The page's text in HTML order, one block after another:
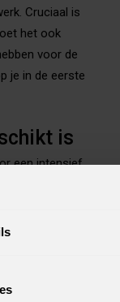
Cruciaal is
het ook
voor de
je in de eerste
is
een intensief
geldt voor
zelf: door
ontworpen,